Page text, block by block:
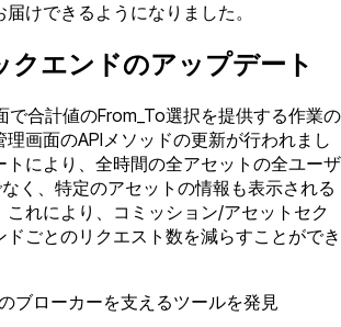
けできるようになりました。
クエンドのアップデート
で合計値のFrom_To選択を提供する作業の
画面のAPIメソッドの更新が行われまし
トにより、全時間の全アセットの全ユーザ
く、特定のアセットの情報も表示される
これにより、コミッション/アセットセク
ドごとのリクエスト数を減らすことができ
ブローカーを支えるツールを発見